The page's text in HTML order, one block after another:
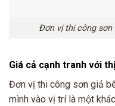
Đơn vị thi công
Giá cả cạnh tranh với
Đơn vị thi công sơn giả
mình vào vị trí là một